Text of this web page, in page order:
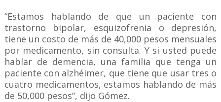
“Estamos hablando de que un paciente con
trastorno bipolar, esquizofrenia o depresión,
tiene un costo de más de 40,000 pesos mensuales
por medicamento, sin consulta. Y si usted puede
hablar de demencia, una familia que tenga un
paciente con alzhéimer, que tiene que usar tres o
cuatro medicamentos, estamos hablando de más
de 50,000 pesos”, dijo Gómez.